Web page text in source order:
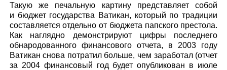
Такую же печальную картину представляет собой
и бюджет государства Ватикан, который по традиции
составляется отдельно от бюджета папского престола.
Как наглядно демонстрируют цифры последнего
обнародованного финансового отчета, в 2003 году
Ватикан снова потратил больше, чем заработал (отчет
за 2004 финансовый год будет опубликован в июле